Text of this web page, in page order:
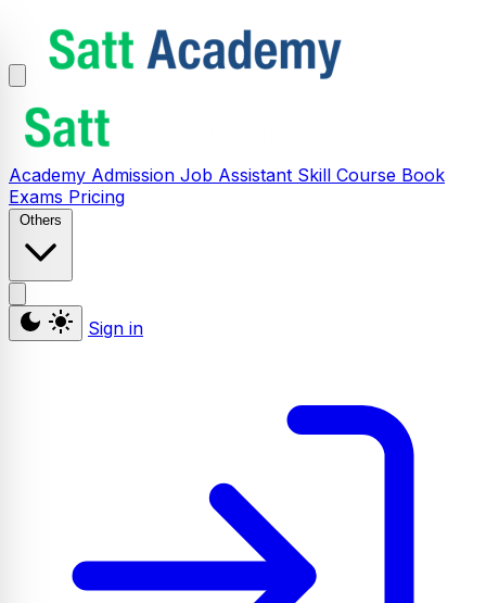
Academy Admission Job Assistant Skill Course Book
Exams Pricing
Others
Sign in